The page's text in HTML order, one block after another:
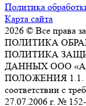
Политика
Карта сайта
2026 © Все права
ПОЛИТИКА
ПОЛИТИКА
ДАННЫХ ООО
ПОЛОЖЕНИЯ 1.1.
соответствии с
27.07.2006 г. №